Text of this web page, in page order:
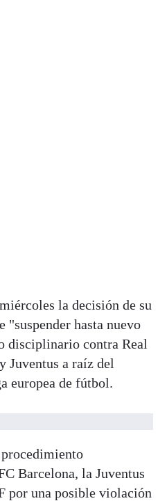
la decisión de su
"suspender hasta nuevo
disciplinario contra Real
Juventus a raíz del
europea de fútbol.
Barcelona, la Juventus
por una posible violación